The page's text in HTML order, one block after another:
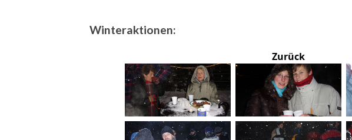
Winteraktionen:
Zurück